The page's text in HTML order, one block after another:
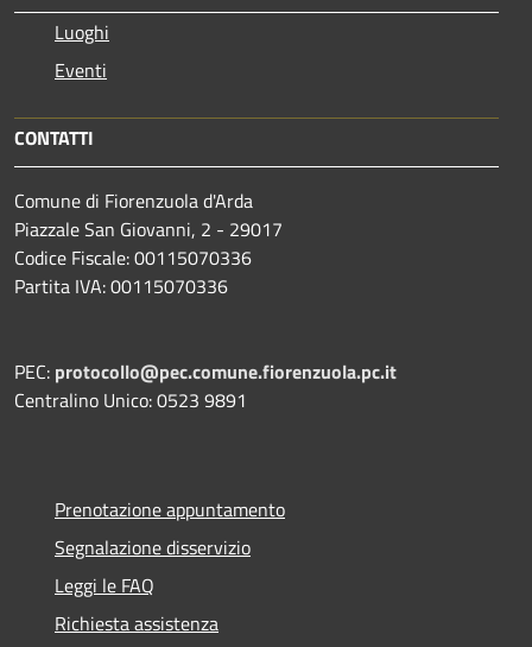
Luoghi
Eventi
CONTATTI
Comune di Fiorenzuola d'Arda
Piazzale San Giovanni, 2 - 29017
Codice Fiscale: 00115070336
Partita IVA: 00115070336
PEC: protocollo@pec.comune.fiorenzuola.pc.it
Centralino Unico: 0523 9891
Prenotazione appuntamento
Segnalazione disservizio
Leggi le FAQ
Richiesta assistenza